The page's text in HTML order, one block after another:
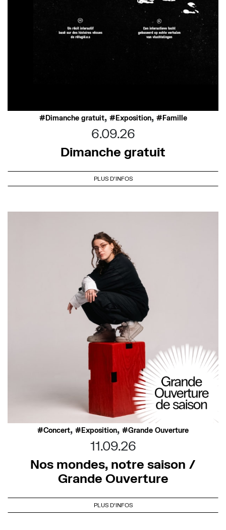
Dimanche gratuit, Exposition, Famille
6.09.26
Dimanche gratuit
PLUS D'INFOS
Concert, Exposition, Grande Ouverture
11.09.26
Nos mondes, notre saison /
Grande Ouverture
PLUS D'INFOS